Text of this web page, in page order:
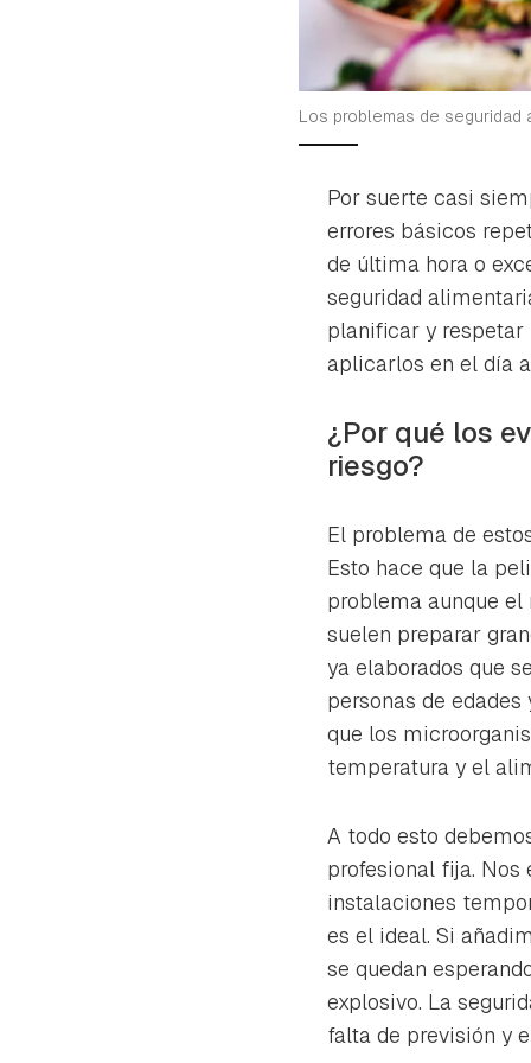
Los problemas de
Por suerte casi
errores básicos
de última hora o
seguridad
planificar y respetar
aplicarlos en el día
¿Por qué los
riesgo?
El problema de
Esto hace que la
problema aunque el
suelen preparar
ya elaborados que
personas de
que los
temperatura y el
A todo esto
profesional fija. Nos
instalaciones
es el ideal. Si
se quedan
explosivo. La
falta de previsión y